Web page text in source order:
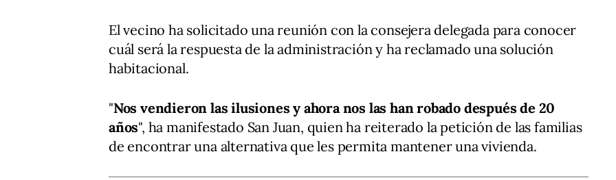
El vecino ha solicitado una reunión con la consejera delegada para conocer
cuál será la respuesta de la administración y ha reclamado una solución
habitacional.
"Nos vendieron las ilusiones y ahora nos las han robado después de 20
años", ha manifestado San Juan, quien ha reiterado la petición de las familias
de encontrar una alternativa que les permita mantener una vivienda.